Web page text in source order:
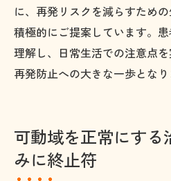
に、再発リスクを減らすため
積極的にご提案しています。
理解し、日常生活での注意点
再発防止への大きな一歩となり
可動域を正常にす
みに終止符